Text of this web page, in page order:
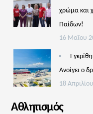
χρώμα και
Παίδων!
16 Μαΐου
Aνοίγει ο
18
Αθλητισμός